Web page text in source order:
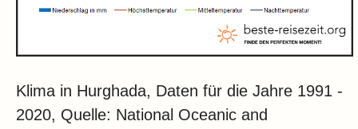
Klima in Hurghada, Daten für die Jahre 1991 -
2020, Quelle: National Oceanic and